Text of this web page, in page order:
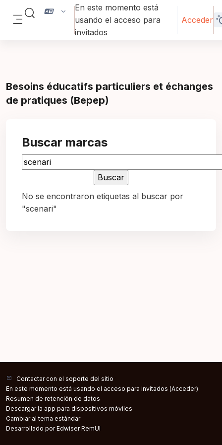
Salta al contenido principal
Panel lateral
Selector de búsqueda de entrada
En este momento está
usando el acceso para
invitados
Acceder
Besoins éducatifs particuliers et échanges
de pratiques (Bepep)
Buscar marcas
Buscar marcas
No se encontraron etiquetas al buscar por
"scenari"
Contactar con el soporte del sitio
En este momento está usando el acceso para invitados (Acceder)
Resumen de retención de datos
Descargar la app para dispositivos móviles
Cambiar al tema estándar
Desarrollado por Edwiser RemUI